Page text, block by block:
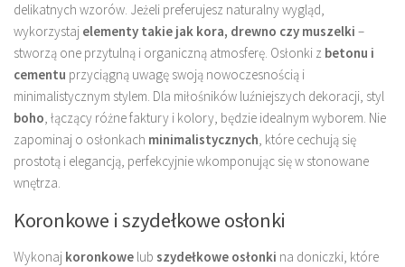
delikatnych wzorów. Jeżeli preferujesz naturalny wygląd,
wykorzystaj elementy takie jak kora, drewno czy muszelki –
stworzą one przytulną i organiczną atmosferę. Osłonki z betonu i
cementu przyciągną uwagę swoją nowoczesnością i
minimalistycznym stylem. Dla miłośników luźniejszych dekoracji, styl
boho, łączący różne faktury i kolory, będzie idealnym wyborem. Nie
zapominaj o osłonkach minimalistycznych, które cechują się
prostotą i elegancją, perfekcyjnie wkomponując się w stonowane
wnętrza.
Koronkowe i szydełkowe osłonki
Wykonaj koronkowe lub szydełkowe osłonki na doniczki, które